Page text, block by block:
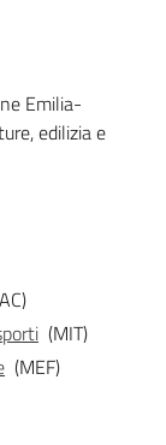
Emilia-
edilizia e
(MIT)
(MEF)